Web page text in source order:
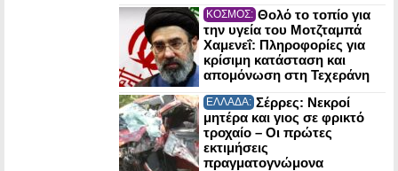
ΚΟΣΜΟΣ: Θολό το τοπίο για
την υγεία του Μοτζταμπά
Χαμενεΐ: Πληροφορίες για
κρίσιμη κατάσταση και
απομόνωση στη Τεχεράνη
ΕΛΛΑΔΑ: Σέρρες: Νεκροί
μητέρα και γιος σε φρικτό
τροχαίο – Οι πρώτες
εκτιμήσεις
πραγματογνώμονα